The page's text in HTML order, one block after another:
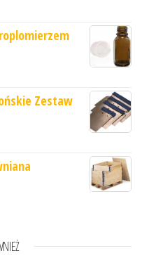
Zestaw